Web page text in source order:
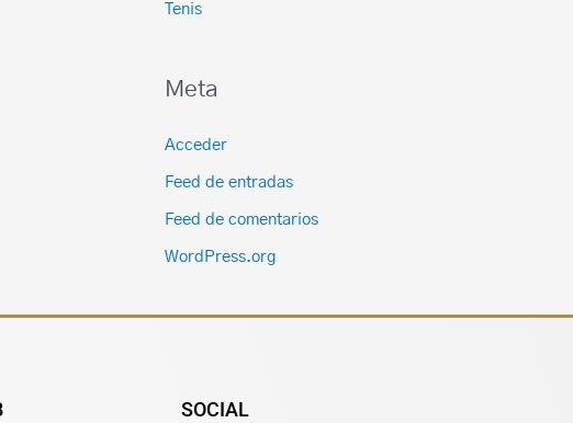
Tenis
Meta
Acceder
Feed de entradas
Feed de comentarios
WordPress.org
SOCIAL